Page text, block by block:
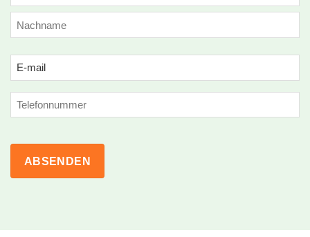
(ERFORDERLICH)
Email
(erforderlich)
Phone